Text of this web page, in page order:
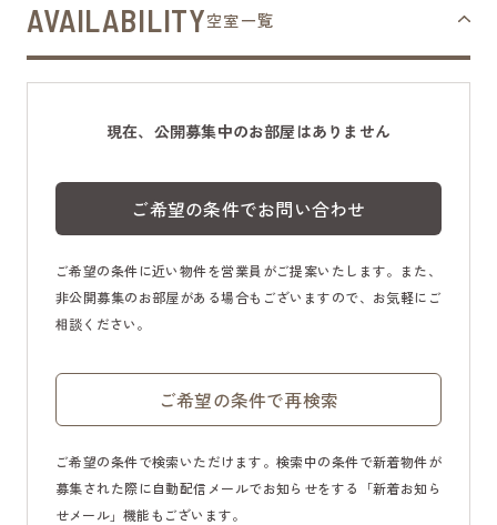
AVAILABILITY空室一覧
現在、公開募集中のお部屋はありません
ご希望の条件でお問い合わせ
ご希望の条件に近い物件を営業員がご提案いたします。また、
非公開募集のお部屋がある場合もございますので、お気軽にご
相談ください。
ご希望の条件で再検索
ご希望の条件で検索いただけます。検索中の条件で新着物件が
募集された際に自動配信メールでお知らせをする「新着お知ら
せメール」機能もございます。